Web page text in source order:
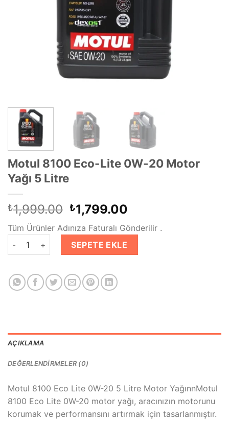
Motul 8100 Eco-Lite 0W-20 Motor
Yağı 5 Litre
₺1,999.00 Orijinal
fiyat:
₺1,999.00.
₺1,799.00
andaki
fiyat:
Tüm Ürünler Adınıza Faturalı Gönderilir .
Motul 8100 Eco-Lite 0W-20 Motor Yağı 5 Litre adet
SEPETE EKLE
AÇIKLAMA
DEĞERLENDIRMELER (0)
Motul 8100 Eco Lite 0W-20 5 Litre Motor YağınnMotul
8100 Eco Lite 0W-20 motor yağı, aracınızın motorunu
korumak ve performansını artırmak için tasarlanmıştır.